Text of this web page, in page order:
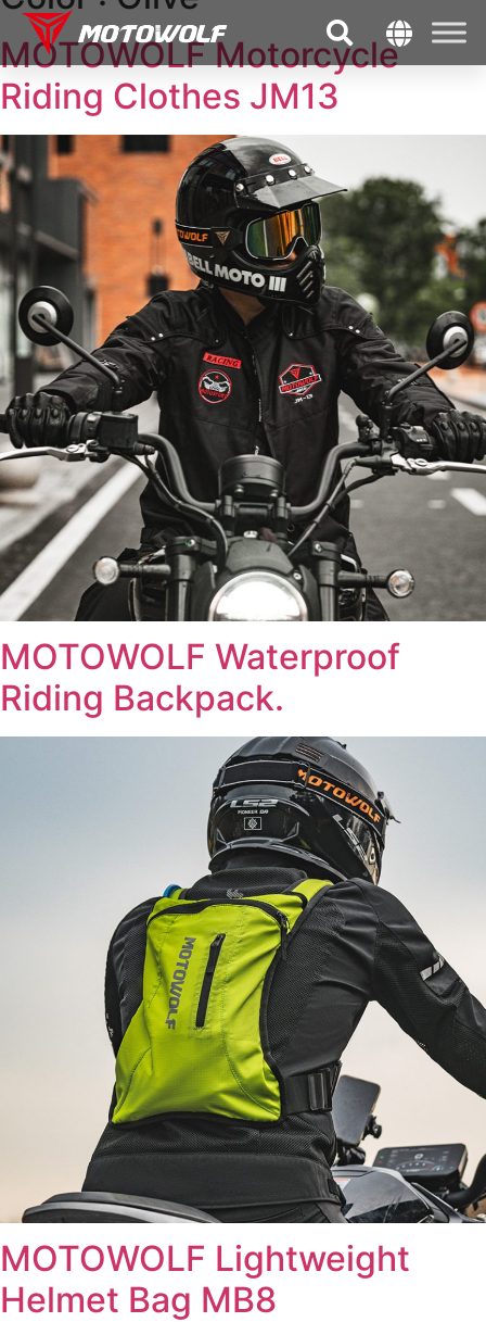
MOTOWOLF Motorcycle
Riding Clothes JM13
MOTOWOLF Waterproof
Riding Backpack.
MOTOWOLF Lightweight
Helmet Bag MB8